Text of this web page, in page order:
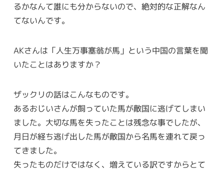
るかなんて誰にも分からないので、絶対的な正解なん
てないんです。
AKさんは「人生万事塞翁が馬」という中国の言葉を聞
いたことはありますか？
ザックリの話はこんなものです。
あるおじいさんが飼っていた馬が敵国に逃げてしまい
ました。大切な馬を失ったことは残念な事でしたが、
月日が経ち逃げ出した馬が敵国から名馬を連れて戻っ
てきました。
失ったものだけではなく、増えている訳ですからとて